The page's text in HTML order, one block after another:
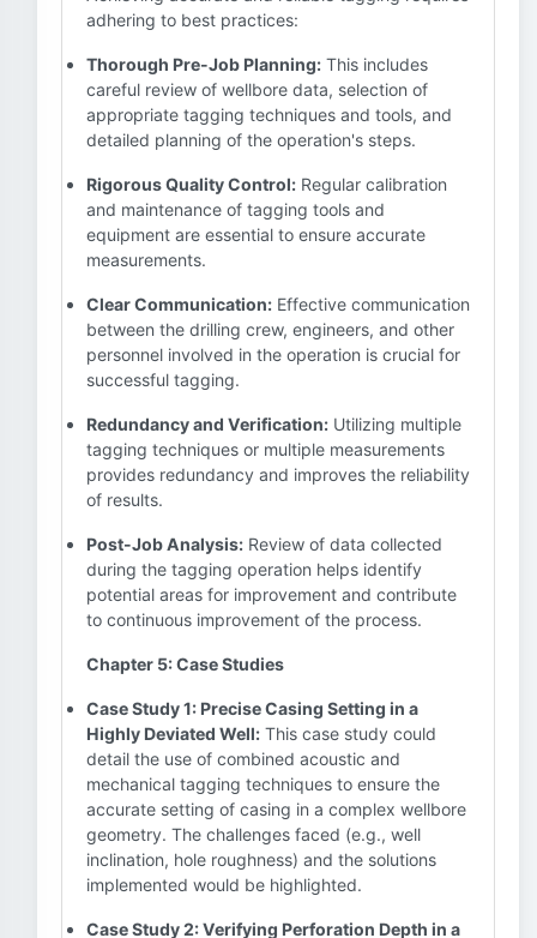
adhering to best practices:
Thorough Pre-Job Planning: This includes
careful review of wellbore data, selection of
appropriate tagging techniques and tools, and
detailed planning of the operation's steps.
Rigorous Quality Control: Regular calibration
and maintenance of tagging tools and
equipment are essential to ensure accurate
measurements.
Clear Communication: Effective communication
between the drilling crew, engineers, and other
personnel involved in the operation is crucial for
successful tagging.
Redundancy and Verification: Utilizing multiple
tagging techniques or multiple measurements
provides redundancy and improves the reliability
of results.
Post-Job Analysis: Review of data collected
during the tagging operation helps identify
potential areas for improvement and contribute
to continuous improvement of the process.
Chapter 5: Case Studies
Case Study 1: Precise Casing Setting in a
Highly Deviated Well: This case study could
detail the use of combined acoustic and
mechanical tagging techniques to ensure the
accurate setting of casing in a complex wellbore
geometry. The challenges faced (e.g., well
inclination, hole roughness) and the solutions
implemented would be highlighted.
Case Study 2: Verifying Perforation Depth in a